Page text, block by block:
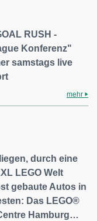
RUSH -
Konferenz"
samstags live
mehr
durch eine
LEGO Welt
gebaute Autos in
Das LEGO®
Hamburg…